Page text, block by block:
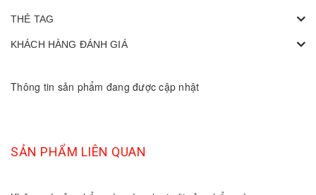
THẺ TAG
KHÁCH HÀNG ĐÁNH GIÁ
Thông tin sản phẩm đang được cập nhật
SẢN PHẨM LIÊN QUAN